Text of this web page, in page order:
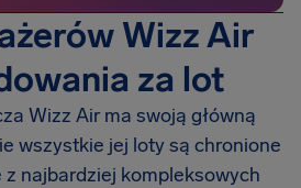
Wizz Air
za lot
Wizz Air ma swoją główną
wszystkie jej loty są chronione
z najbardziej kompleksowych